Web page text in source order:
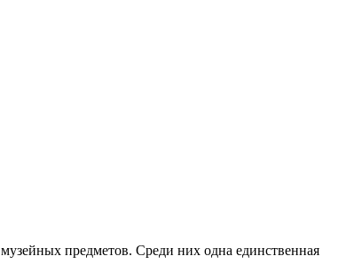
предметов. Среди них одна единственная